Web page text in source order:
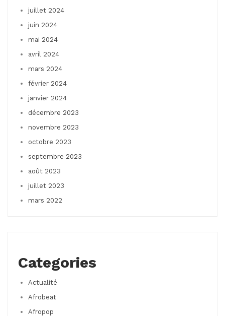
juillet 2024
juin 2024
mai 2024
avril 2024
mars 2024
février 2024
janvier 2024
décembre 2023
novembre 2023
octobre 2023
septembre 2023
août 2023
juillet 2023
mars 2022
Categories
Actualité
Afrobeat
Afropop